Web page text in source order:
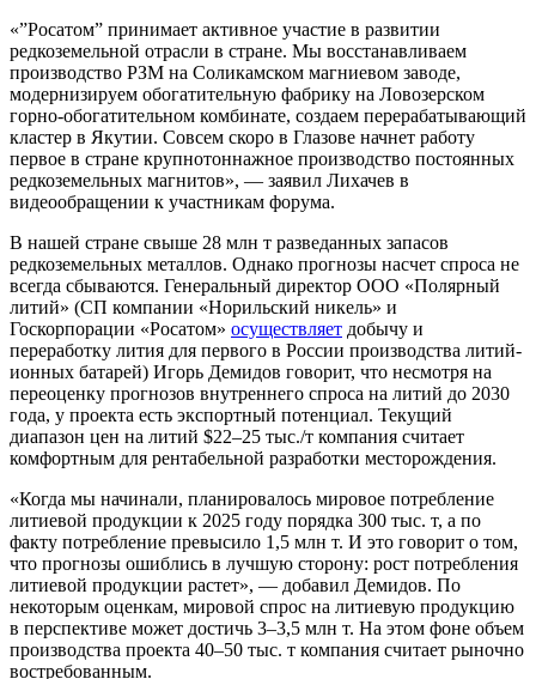
«”Росатом” принимает активное участие в развитии
редкоземельной отрасли в стране. Мы восстанавливаем
производство РЗМ на Соликамском магниевом заводе,
модернизируем обогатительную фабрику на Ловозерском
горно-обогатительном комбинате, создаем перерабатывающий
кластер в Якутии. Совсем скоро в Глазове начнет работу
первое в стране крупнотоннажное производство постоянных
редкоземельных магнитов», — заявил Лихачев в
видеообращении к участникам форума.
В нашей стране свыше 28 млн т разведанных запасов
редкоземельных металлов. Однако прогнозы насчет спроса не
всегда сбываются. Генеральный директор ООО «Полярный
литий» (СП компании «Норильский никель» и
Госкорпорации «Росатом» осуществляет добычу и
переработку лития для первого в России производства литий-
ионных батарей) Игорь Демидов говорит, что несмотря на
переоценку прогнозов внутреннего спроса на литий до 2030
года, у проекта есть экспортный потенциал. Текущий
диапазон цен на литий $22–25 тыс./т компания считает
комфортным для рентабельной разработки месторождения.
«Когда мы начинали, планировалось мировое потребление
литиевой продукции к 2025 году порядка 300 тыс. т, а по
факту потребление превысило 1,5 млн т. И это говорит о том,
что прогнозы ошиблись в лучшую сторону: рост потребления
литиевой продукции растет», — добавил Демидов. По
некоторым оценкам, мировой спрос на литиевую продукцию
в перспективе может достичь 3–3,5 млн т. На этом фоне объем
производства проекта 40–50 тыс. т компания считает рыночно
востребованным.